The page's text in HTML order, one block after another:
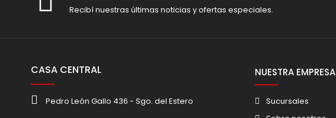
Recibí nuestras últimas noticias y ofertas especiales.
CASA CENTRAL
Pedro León Gallo 436 - Sgo. del Estero
NUESTRA EMPRESA
Sucursales